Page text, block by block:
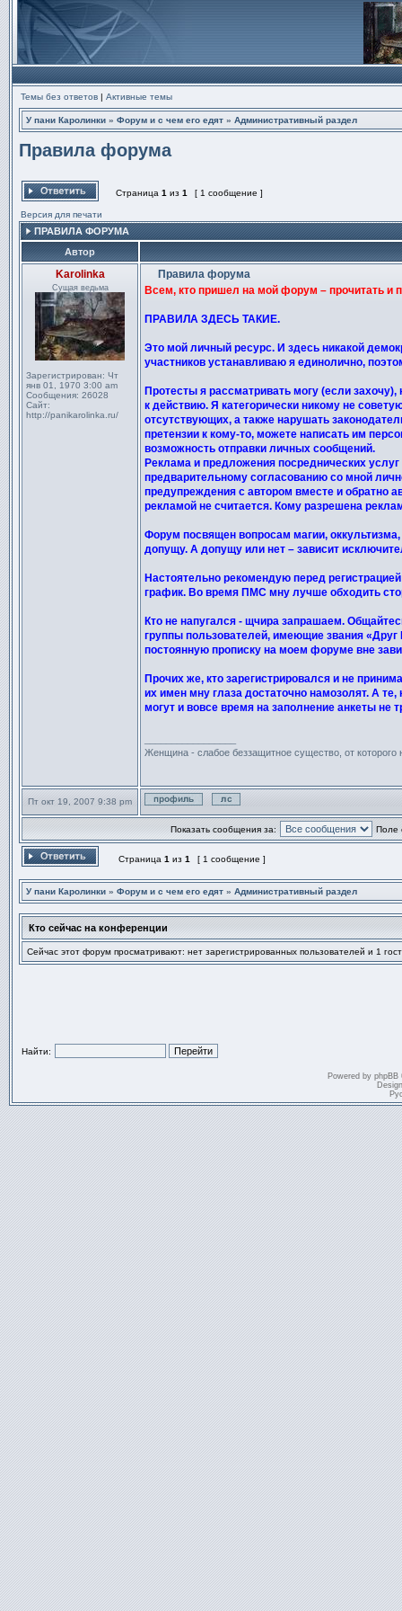
Темы без ответов | Активные темы
У пани Каролинки » Форум и с чем его едят » Административный раздел
Правила форума
Страница 1 из 1 [ 1 сообщение ]
Версия для печати
ПРАВИЛА ФОРУМА
Автор
Karolinka
Сущая ведьма
Зарегистрирован: Чт
янв 01, 1970 3:00 am
Сообщения: 26028
Сайт:
http://panikarolinka.ru/
Правила форума
Всем, кто пришел на мой форум – прочитать и
ПРАВИЛА ЗДЕСЬ ТАКИЕ.
Это мой личный ресурс. И здесь никакой
участников устанавливаю я единолично,
Протесты я рассматривать могу (если
к действию. Я категорически никому не
отсутствующих, а также нарушать
претензии к кому-то, можете написать им
возможность отправки личных сообщений.
Реклама и предложения посреднических
предварительному согласованию со мной
предупреждения с автором вместе и обратно
рекламой не считается. Кому разрешена
Форум посвящен вопросам магии,
допущу. А допущу или нет – зависит
Настоятельно рекомендую перед
график. Во время ПМС мну лучше обходить
Кто не напугался - щчира запрашаем.
группы пользователей, имеющие звания «Друг
постоянную прописку на моем форуме вне
Прочих же, кто зарегистрировался и не
их имен мну глаза достаточно намозолят. А
могут и вовсе время на заполнение анкеты
Женщина - слабое беззащитное существо, от которого
Пт окт 19, 2007 9:38 pm
Профиль
Отправить личное
Показать сообщения за:
Поле
Страница 1 из 1 [ 1 сообщение ]
У пани Каролинки » Форум и с чем его едят » Административный раздел
Кто сейчас на конференции
Сейчас этот форум просматривают: нет зарегистрированных пользователей и 1
Найти:
Powered by phpBB